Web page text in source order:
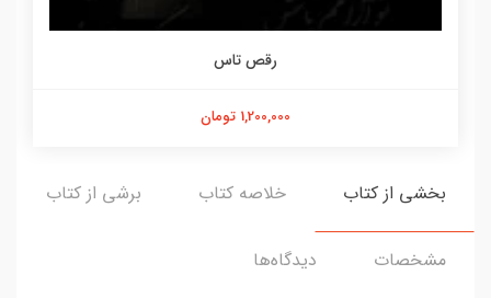
رقص تاس
1,200,000 تومان
بخشی از کتاب خلاصه کتاب برشی از کتاب
مشخصات دیدگاه‌ها